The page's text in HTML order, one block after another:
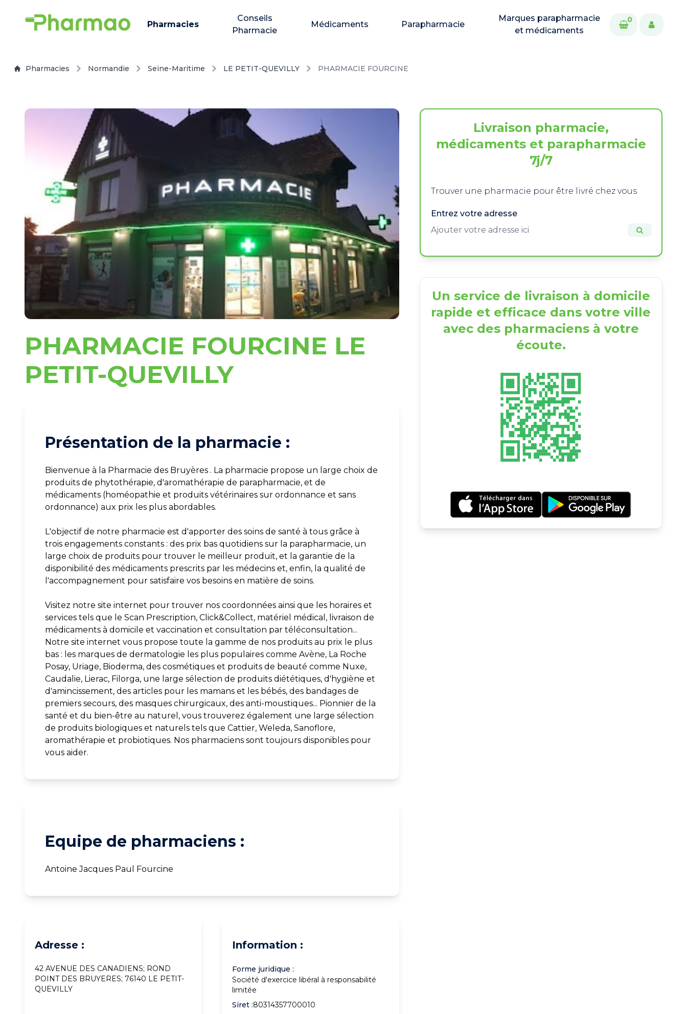
Pharmacies
Conseils
Pharmacie
Médicaments Parapharmacie
Marques parapharmacie
et médicaments
0
Pharmacies Normandie Seine-Maritime LE PETIT-QUEVILLY PHARMACIE FOURCINE
PHARMACIE FOURCINE LE
PETIT-QUEVILLY
Présentation de la pharmacie :
Bienvenue à la Pharmacie des Bruyères . La pharmacie propose un large choix de
produits de phytothérapie, d'aromathérapie de parapharmacie, et de
médicaments (homéopathie et produits vétérinaires sur ordonnance et sans
ordonnance) aux prix les plus abordables.
L'objectif de notre pharmacie est d'apporter des soins de santé à tous grâce à
trois engagements constants : des prix bas quotidiens sur la parapharmacie, un
large choix de produits pour trouver le meilleur produit, et la garantie de la
disponibilité des médicaments prescrits par les médecins et, enfin, la qualité de
l'accompagnement pour satisfaire vos besoins en matière de soins.
Visitez notre site internet pour trouver nos coordonnées ainsi que les horaires et
services tels que le Scan Prescription, Click&Collect, matériel médical, livraison de
médicaments à domicile et vaccination et consultation par téléconsultation...
Notre site internet vous propose toute la gamme de nos produits au prix le plus
bas : les marques de dermatologie les plus populaires comme Avène, La Roche
Posay, Uriage, Bioderma, des cosmétiques et produits de beauté comme Nuxe,
Caudalie, Lierac, Filorga, une large sélection de produits diététiques, d'hygiène et
d'amincissement, des articles pour les mamans et les bébés, des bandages de
premiers secours, des masques chirurgicaux, des anti-moustiques... Pionnier de la
santé et du bien-être au naturel, vous trouverez également une large sélection
de produits biologiques et naturels tels que Cattier, Weleda, Sanoflore,
aromathérapie et probiotiques. Nos pharmaciens sont toujours disponibles pour
vous aider.
Equipe de pharmaciens :
Antoine Jacques Paul Fourcine
Adresse :
42 AVENUE DES CANADIENS; ROND
POINT DES BRUYERES; 76140 LE PETIT-
QUEVILLY
Information :
Forme juridique :
Société d'exercice libéral à responsabilité
limitée
Siret :80314357700010
Livraison pharmacie,
médicaments et parapharmacie
7j/7
Trouver une pharmacie pour être livré chez vous
Entrez votre adresse
Un service de livraison à domicile
rapide et efficace dans votre ville
avec des pharmaciens à votre
écoute.